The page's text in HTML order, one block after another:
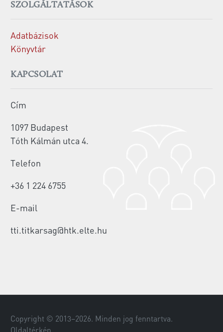
SZOLGÁLTATÁSOK
Adatbázisok
Könyvtár
KAPCSOLAT
Cím
1097 Budapest
Tóth Kálmán utca 4.
Telefon
+36 1 224 6755
E-mail
tti.titkarsag@htk.elte.hu
Copyright © 2013–2026. Minden jog fenntartva.